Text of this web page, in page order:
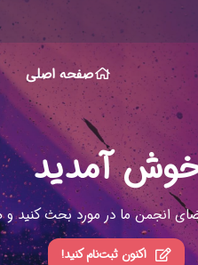
صفحه اصلی
آمدید
انجمن ما در مورد بحث کنید
اکنون ثبت‌نام کنید!